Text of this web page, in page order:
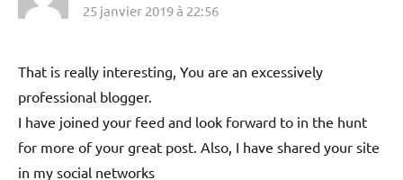
25 janvier 2019 à 22:56
That is really interesting, You are an excessively
professional blogger.
I have joined your feed and look forward to in the hunt
for more of your great post. Also, I have shared your site
in my social networks